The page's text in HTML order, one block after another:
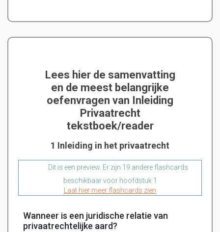
Lees hier de samenvatting
en de meest belangrijke
oefenvragen van Inleiding
Privaatrecht
tekstboek/reader
1 Inleiding in het privaatrecht
Dit is een preview. Er zijn 19 andere flashcards
beschikbaar voor hoofdstuk 1
Laat hier meer flashcards zien
Wanneer is een juridische relatie van
privaatrechtelijke aard?